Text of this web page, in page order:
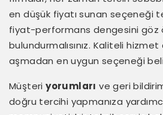
en düşük fiyatı sunan seçeneği
fiyat-performans dengesini göz
bulundurmalısınız. Kaliteli
aşmadan en uygun seçeneği
Müşteriyorumları ve geri
doğru tercihi yapmanıza